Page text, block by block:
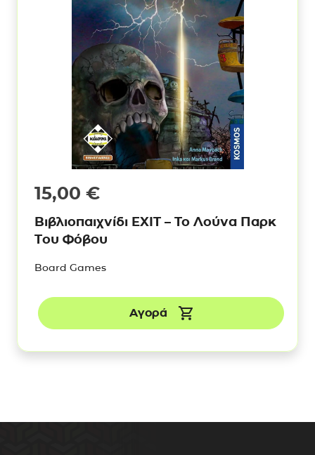
15,00 €
Βιβλιοπαιχνίδι ΕΧΙΤ – To Λούνα Παρκ
Του Φόβου
Board Games
Αγορά